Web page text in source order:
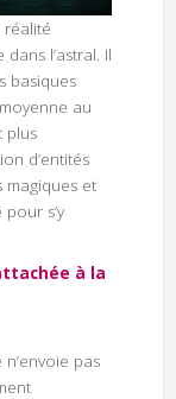
réalité
l’astral. Il
basiques
au
plus
d’entités
magiques et
s’y
à la
pas